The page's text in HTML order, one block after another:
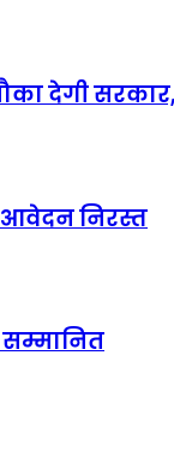
देगी
आवेदन निरस्त
सम्मानित